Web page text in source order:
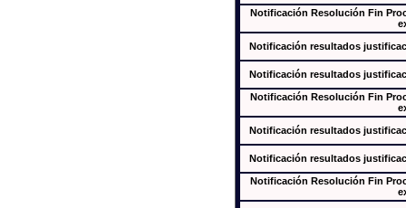
Notificación Resolución Fin
Notificación resultados
Notificación resultados
Notificación Resolución Fin
Notificación resultados
Notificación resultados
Notificación Resolución Fin